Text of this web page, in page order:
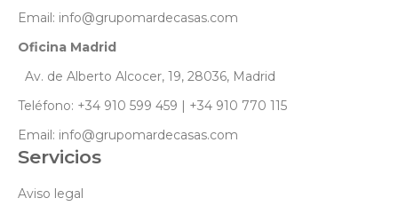
Email: info@grupomardecasas.com
Oficina Madrid
Av. de Alberto Alcocer, 19, 28036, Madrid
Teléfono: +34 910 599 459 | +34 910 770 115
Email: info@grupomardecasas.com
Servicios
Aviso legal